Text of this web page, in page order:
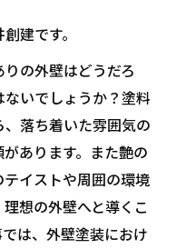
建です。
の外壁はどうだろ
いでしょうか？塗料
落ち着いた雰囲気の
あります。また艶の
イストや周囲の環境
想の外壁へと導くこ
は、外壁塗装におけ